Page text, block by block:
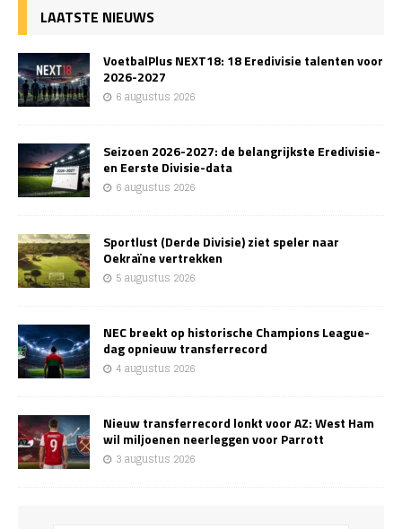
LAATSTE NIEUWS
VoetbalPlus NEXT18: 18 Eredivisie talenten voor
2026-2027
6 augustus 2026
Seizoen 2026-2027: de belangrijkste Eredivisie-
en Eerste Divisie-data
6 augustus 2026
Sportlust (Derde Divisie) ziet speler naar
Oekraïne vertrekken
5 augustus 2026
NEC breekt op historische Champions League-
dag opnieuw transferrecord
4 augustus 2026
Nieuw transferrecord lonkt voor AZ: West Ham
wil miljoenen neerleggen voor Parrott
3 augustus 2026